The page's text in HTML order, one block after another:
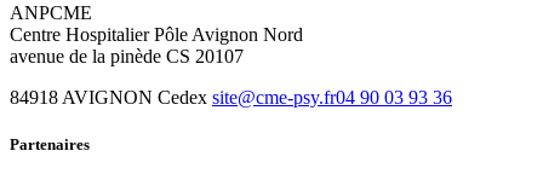
ANPCME
Centre Hospitalier Pôle Avignon Nord
avenue de la pinède CS 20107
84918 AVIGNON Cedex site@cme-psy.fr04 90 03 93 36
Partenaires